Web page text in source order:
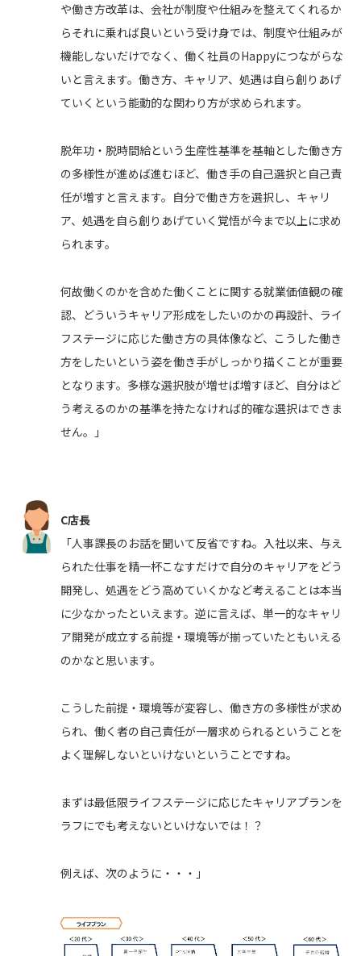
や働き方改革は、会社が制度や仕組みを整えてくれるか
らそれに乗れば良いという受け身では、制度や仕組みが
機能しないだけでなく、働く社員のHappyにつながらな
いと言えます。働き方、キャリア、処遇は自ら創りあげ
ていくという能動的な関わり方が求められます。
脱年功・脱時間給という生産性基準を基軸とした働き方
の多様性が進めば進むほど、働き手の自己選択と自己責
任が増すと言えます。自分で働き方を選択し、キャリ
ア、処遇を自ら創りあげていく覚悟が今まで以上に求め
られます。
何故働くのかを含めた働くことに関する就業価値観の確
認、どういうキャリア形成をしたいのかの再設計、ライ
フステージに応じた働き方の具体像など、こうした働き
方をしたいという姿を働き手がしっかり描くことが重要
となります。多様な選択肢が増せば増すほど、自分はど
う考えるのかの基準を持たなければ的確な選択はできま
せん。」
C店長
「人事課長のお話を聞いて反省ですね。入社以来、与え
られた仕事を精一杯こなすだけで自分のキャリアをどう
開発し、処遇をどう高めていくかなど考えることは本当
に少なかったといえます。逆に言えば、単一的なキャリ
ア開発が成立する前提・環境等が揃っていたともいえる
のかなと思います。
こうした前提・環境等が変容し、働き方の多様性が求め
られ、働く者の自己責任が一層求められるということを
よく理解しないといけないということですね。
まずは最低限ライフステージに応じたキャリアプランを
ラフにでも考えないといけないでは！？
例えば、次のように・・・」